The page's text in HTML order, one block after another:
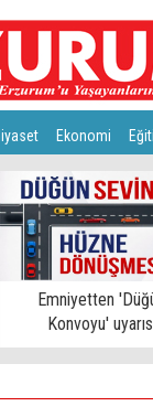
Ekonomi
Emniyetten
Konvoyu'